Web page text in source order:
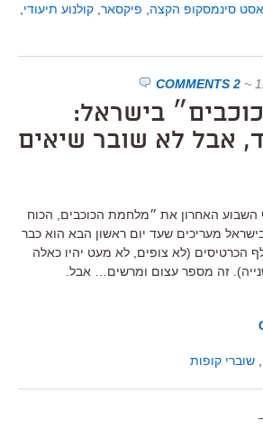
סינמסקופ הקצה פיקסאר קולנוע תיעודי
~
2 COMMENTS
בישראל:
אבל לא שובר שיאים
השבוע האחרון את ״מלחמת הכוכבים, הכוח
מעריכים שעד יום ראשון הבא הוא כבר
הכרטיסים (לא צופים, לא מעט יהיו כאלה
זה מספר עצום ומרשים… אבל.
שוברי קופות